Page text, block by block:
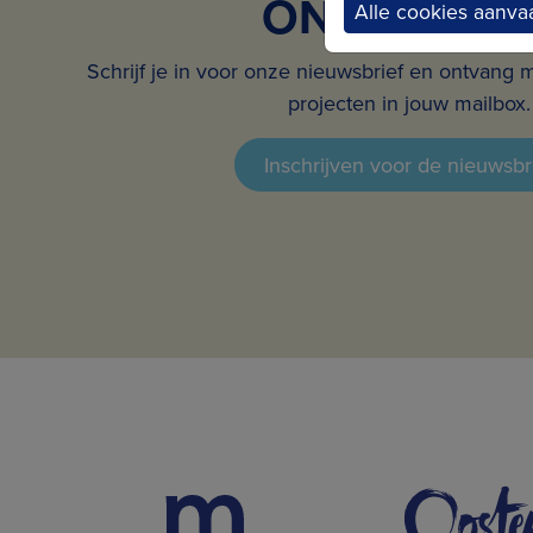
ONS
Schrijf je in voor onze nieuwsbrief en ontvang
projecten in jouw mailbox.
Inschrijven voor de
Alle cookies